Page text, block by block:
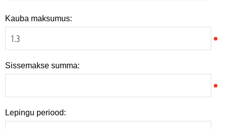
Kauba maksumus:
Sissemakse summa:
Lepingu periood: